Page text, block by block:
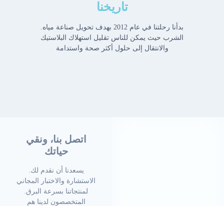
تاريخنا
.بدأنا رحلتنا في عام 2012 بهدف تحويل صناعة مياه
الشرب حيث يمكن للناس تقليل استهلاك البلاستيك
والانتقال إلى حلول أكثر صحة واستدامة
اتصل بنا، ونقي
حياتك
.يسعدنا أن نقدم لك
الاستشارة والاختبار المجاني
لمنتجاتنا بسرعة البرق.
المتخصصون لدينا هم